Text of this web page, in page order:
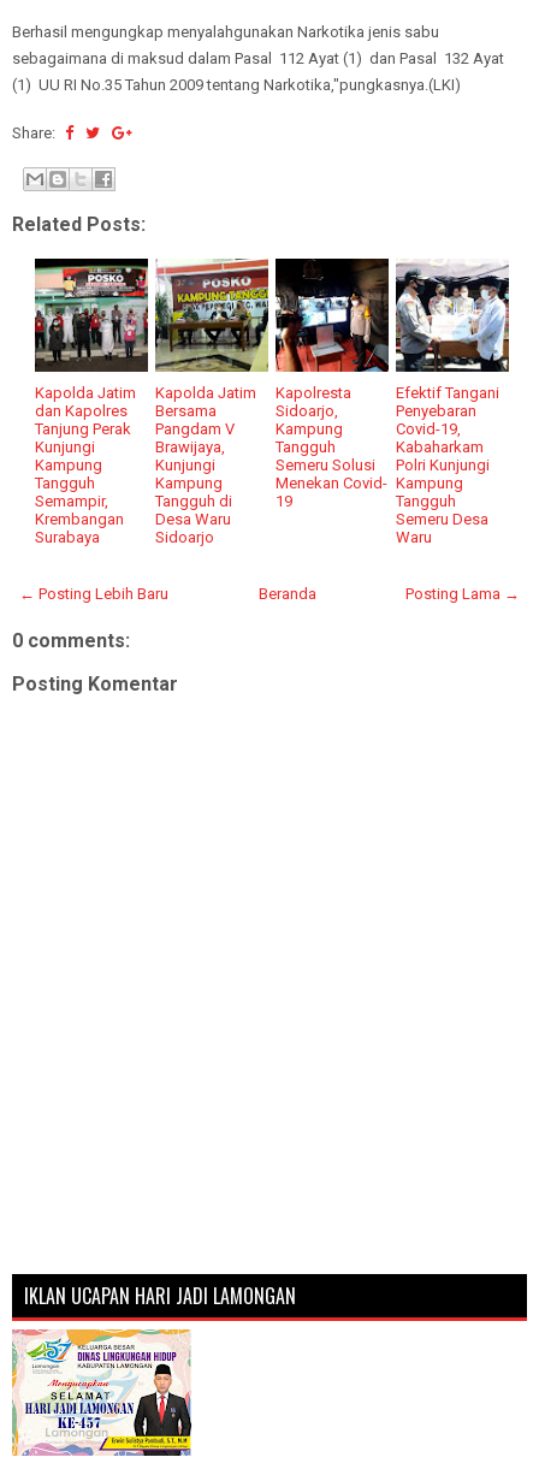
Berhasil mengungkap menyalahgunakan Narkotika jenis sabu
sebagaimana di maksud dalam Pasal 112 Ayat (1) dan Pasal 132 Ayat
(1) UU RI No.35 Tahun 2009 tentang Narkotika,"pungkasnya.(LKI)
Share:
Related Posts:
Kapolda Jatim
dan Kapolres
Tanjung Perak
Kunjungi
Kampung
Tangguh
Semampir,
Krembangan
Surabaya
Kapolda Jatim
Bersama
Pangdam V
Brawijaya,
Kunjungi
Kampung
Tangguh di
Desa Waru
Sidoarjo
Kapolresta
Sidoarjo,
Kampung
Tangguh
Semeru Solusi
Menekan Covid-
19
Efektif Tangani
Penyebaran
Covid-19,
Kabaharkam
Polri Kunjungi
Kampung
Tangguh
Semeru Desa
Waru
← Posting Lebih Baru Posting Lama →
Beranda
0 comments:
Posting Komentar
IKLAN UCAPAN HARI JADI LAMONGAN